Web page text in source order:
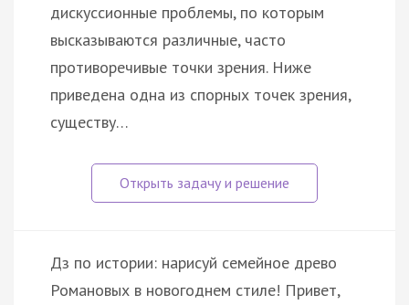
дискуссионные проблемы, по которым
высказываются различные, часто
противоречивые точки зрения. Ниже
приведена одна из спорных точек зрения,
существу…
Дз по истории: нарисуй семейное древо
Романовых в новогоднем стиле! Привет,